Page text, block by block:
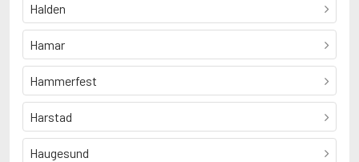
Halden
Hamar
Hammerfest
Harstad
Haugesund